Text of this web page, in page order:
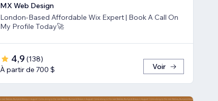
MX Web Design
London-Based Affordable Wix Expert | Book A Call On
My Profile Today🚀
4,9 (138)
À partir de 700 $
Voir